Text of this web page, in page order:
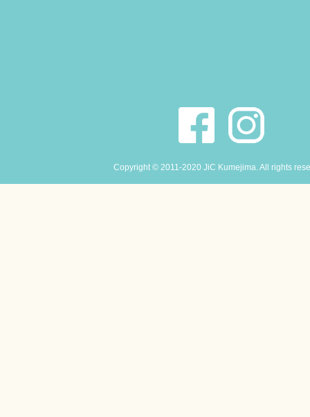
Copyright © 2011-2020 JiC Kumejima. All rights